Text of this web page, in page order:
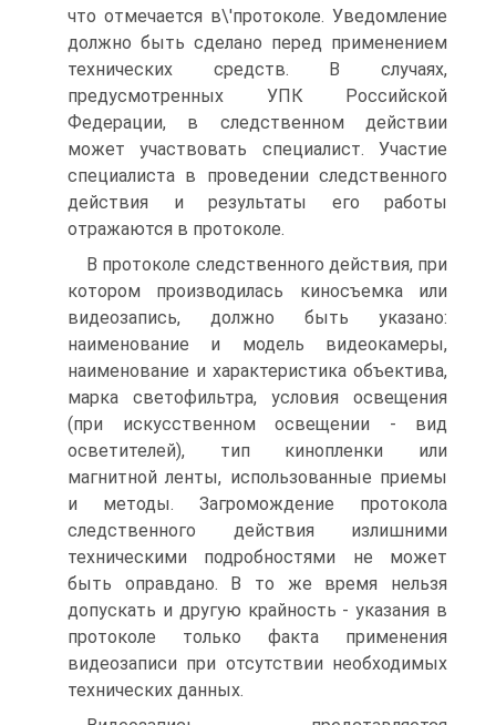
что отмечается в\'протоколе. Уведомление
должно быть сделано перед применением
технических средств. В случаях,
предусмотренных УПК Российской
Федерации, в следственном действии
может участвовать специалист. Участие
специалиста в проведении следственного
действия и результаты его работы
отражаются в протоколе.
В протоколе следственного действия, при
котором производилась киносъемка или
видеозапись, должно быть указано:
наименование и модель видеокамеры,
наименование и характеристика объектива,
марка светофильтра, условия освещения
(при искусственном освещении - вид
осветителей), тип кинопленки или
магнитной ленты, использованные приемы
и методы. Загромождение протокола
следственного действия излишними
техническими подробностями не может
быть оправдано. В то же время нельзя
допускать и другую крайность - указания в
протоколе только факта применения
видеозаписи при отсутствии необходимых
технических данных.